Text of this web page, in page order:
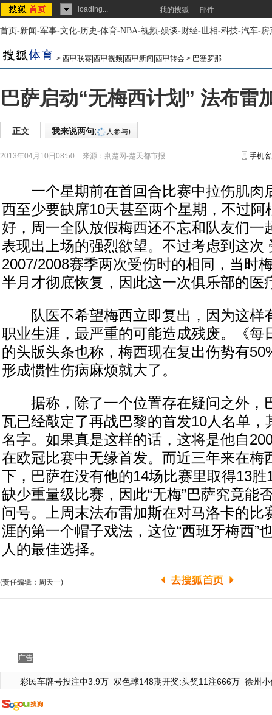
loading... 我的搜狐 邮件
首页-新闻-军事-文化-历史-体育-NBA-视频-娱谈-财经-世相-科技-汽车-房
> 西甲联赛|西甲视频|西甲新闻|西甲转会 > 巴塞罗那
巴萨启动“无梅西计划” 法布雷
正文 我来说两句( 人参与)
2013年04月10日08:50 来源： 荆楚网-楚天都市报 手机
一个星期前在首回合比赛中拉伤肌肉
西至少要缺席10天甚至两个星期，不过阿
好，周一全队放假梅西还不忘和队友们一
表现出上场的强烈欲望。不过考虑到这次
2007/2008赛季两次受伤时的相同，当时
半月才彻底恢复，因此这一次俱乐部的医
队医不希望梅西立即复出，因为这样
职业生涯，最严重的可能造成残废。《每
的头版头条也称，梅西现在复出伤势有
形成惯性伤病麻烦就大了。
据称，除了一个位置存在疑问之外，
瓦已经敲定了再战巴黎的首发10人名单，
名字。如果真是这样的话，这将是他自
在欧冠比赛中无缘首发。而近三年来在梅
下，巴萨在没有他的14场比赛里取得13
缺少重量级比赛，因此“无梅”巴萨究竟能
问号。上周末法布雷加斯在对马洛卡的比
涯的第一个帽子戏法，这位“西班牙梅西”
人的最佳选择。
(责任编辑：周天一)
广告
彩民车牌号投注中3.9万 双色球148期开奖:头奖11注666万 徐州